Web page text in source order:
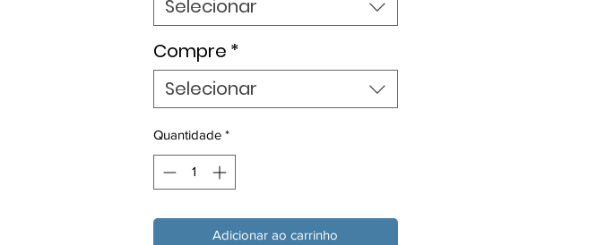
Selecionar
Compre *
Selecionar
Quantidade *
Adicionar ao carrinho